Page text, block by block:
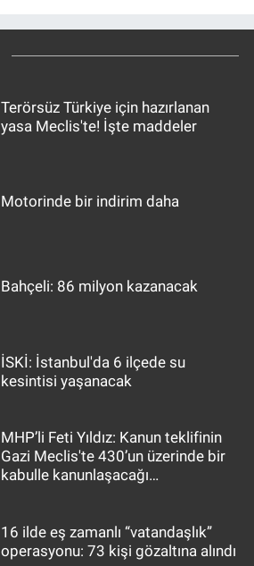
Terörsüz Türkiye için hazırlanan
yasa Meclis'te! İşte maddeler
Motorinde bir indirim daha
Bahçeli: 86 milyon kazanacak
İSKİ: İstanbul'da 6 ilçede su
kesintisi yaşanacak
MHP’li Feti Yıldız: Kanun teklifinin
Gazi Meclis'te 430’un üzerinde bir
kabulle kanunlaşacağı
16 ilde eş zamanlı “vatandaşlık”
operasyonu: 73 kişi gözaltına alındı